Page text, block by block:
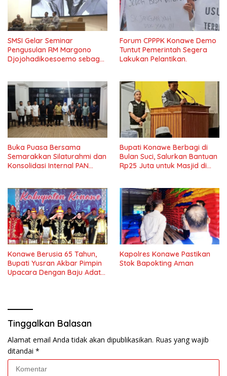
SMSI Gelar Seminar
Pengusulan RM Margono
Djojohadikoesoemo sebagai
Forum CPPPK Konawe Demo
Tuntut Pemerintah Segera
Lakukan Pelantikan.
Buka Puasa Bersama
Semarakkan Silaturahmi dan
Konsolidasi Internal PAN
Bupati Konawe Berbagi di
Bulan Suci, Salurkan Bantuan
Rp25 Juta untuk Masjid di
Konawe Berusia 65 Tahun,
Bupati Yusran Akbar Pimpin
Upacara Dengan Baju Adat
Kapolres Konawe Pastikan
Stok Bapokting Aman
Tinggalkan Balasan
Alamat email Anda tidak akan dipublikasikan. Ruas yang wajib
ditandai *